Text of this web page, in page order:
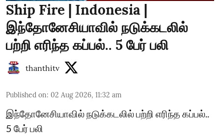
Ship Fire | Indonesia |
இந்தோனேசியாவில் நடுக்கடலில்
பற்றி எரிந்த கப்பல்.. 5 பேர் பலி
thanthitv
Published on: 02 Aug 2026, 11:32 am
இந்தோனேசியாவில் நடுக்கடலில் பற்றி எரிந்த கப்பல்..
5 பேர் பலி